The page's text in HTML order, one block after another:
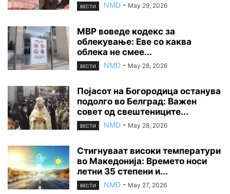
ВЕСТИ NMD - May 29, 2026
МВР воведе кодекс за
облекување: Еве со каква
облека не смее...
ВЕСТИ NMD - May 28, 2026
Појасот на Богородица останува
подолго во Белград: Важен
совет од свештениците...
ВЕСТИ NMD - May 28, 2026
Стигнуваат високи температури
во Македонија: Времето носи
летни 35 степени и...
ВЕСТИ NMD - May 27, 2026